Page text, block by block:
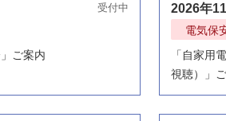
受付中
ご案内
2026年
電気保
「自家用
視聴）」